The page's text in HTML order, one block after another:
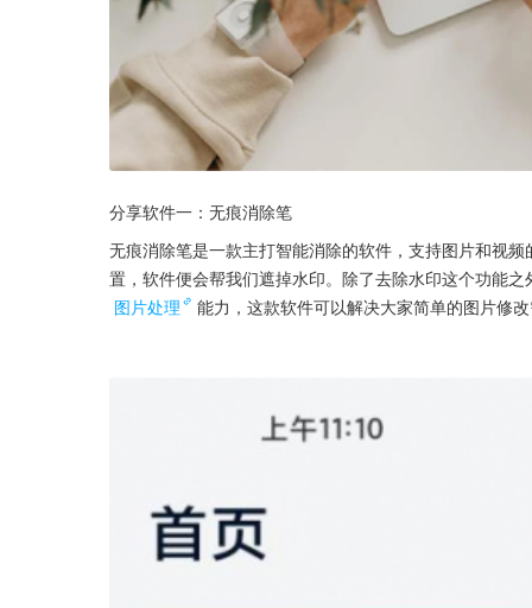
分享软件一：无痕消除笔
无痕消除笔是一款主打智能消除的软件，支持图片和视
置，软件便会帮我们遮掉水印。除了去除水印这个功能之
图片处理
能力，这款软件可以解决大家简单的图片修